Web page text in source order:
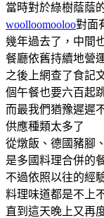
當時對於綠樹蔭蔭
woolloomooloo對面
幾年過去了，中間
餐廳依舊持續地營
之後上網查了食記
個午餐也要六百起
而最我們猶豫遲遲
供應種類太多了
從燉飯、德國豬腳
是多國料理合併的
不過依照以往的經
料理味道都是不上
直到這天晚上又再